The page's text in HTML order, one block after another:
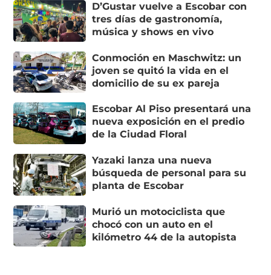
D’Gustar vuelve a Escobar con
tres días de gastronomía,
música y shows en vivo
Conmoción en Maschwitz: un
joven se quitó la vida en el
domicilio de su ex pareja
Escobar Al Piso presentará una
nueva exposición en el predio
de la Ciudad Floral
Yazaki lanza una nueva
búsqueda de personal para su
planta de Escobar
Murió un motociclista que
chocó con un auto en el
kilómetro 44 de la autopista